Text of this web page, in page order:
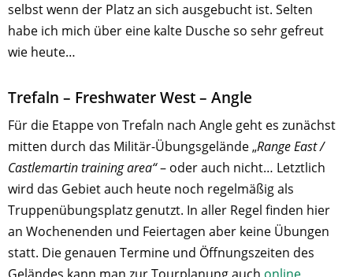
selbst wenn der Platz an sich ausgebucht ist. Selten
habe ich mich über eine kalte Dusche so sehr gefreut
wie heute…
Trefaln – Freshwater West – Angle
Für die Etappe von Trefaln nach Angle geht es zunächst
mitten durch das Militär-Übungsgelände „Range East /
Castlemartin training area“– oder auch nicht… Letztlich
wird das Gebiet auch heute noch regelmäßig als
Truppenübungsplatz genutzt. In aller Regel finden hier
an Wochenenden und Feiertagen aber keine Übungen
statt. Die genauen Termine und Öffnungszeiten des